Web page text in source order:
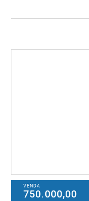
VENDA
750.000,00